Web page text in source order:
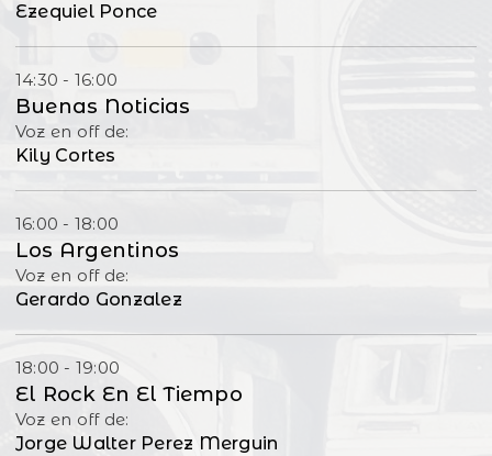
Ezequiel Ponce
14:30 - 16:00
Buenas Noticias
Voz en off de:
Kily Cortes
16:00 - 18:00
Los Argentinos
Voz en off de:
Gerardo Gonzalez
18:00 - 19:00
El Rock En El Tiempo
Voz en off de:
Jorge Walter Perez Merguin